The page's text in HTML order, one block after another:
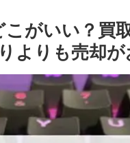
がいい？買
よりも売却